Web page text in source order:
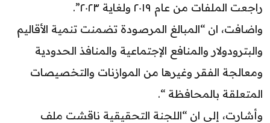
راجعت الملفات من عام ٢٠١٩ ولغاية ٢٠٢٣”.
واضافت، ان “المبالغ المرصودة تضمنت تنمية الأقاليم
والبترودولار والمنافع الإجتماعية والمنافذ الحدودية
ومعالجة الفقر وغيرها من الموازنات والتخصيصات
المتعلقة بالمحافظة “.
وأشارت، إلى ان “اللجنة التحقيقية ناقشت ملف